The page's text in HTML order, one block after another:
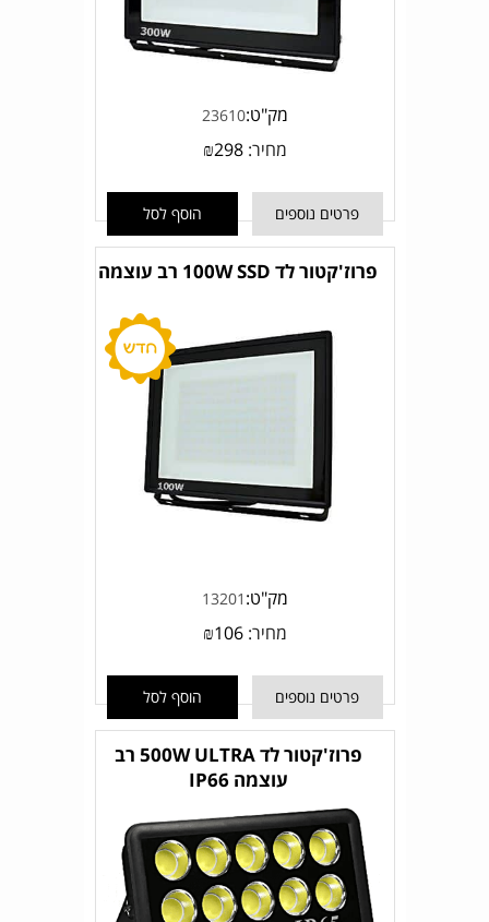
מק"ט:23610
מחיר: ₪298
פרטים נוספים הוסף לסל
פרוז'קטור לד 100W SSD רב עוצמה
מק"ט: 13201
מחיר: ₪106
פרטים נוספים הוסף לסל
פרוז'קטור לד 500W ULTRA רב
עוצמה IP66